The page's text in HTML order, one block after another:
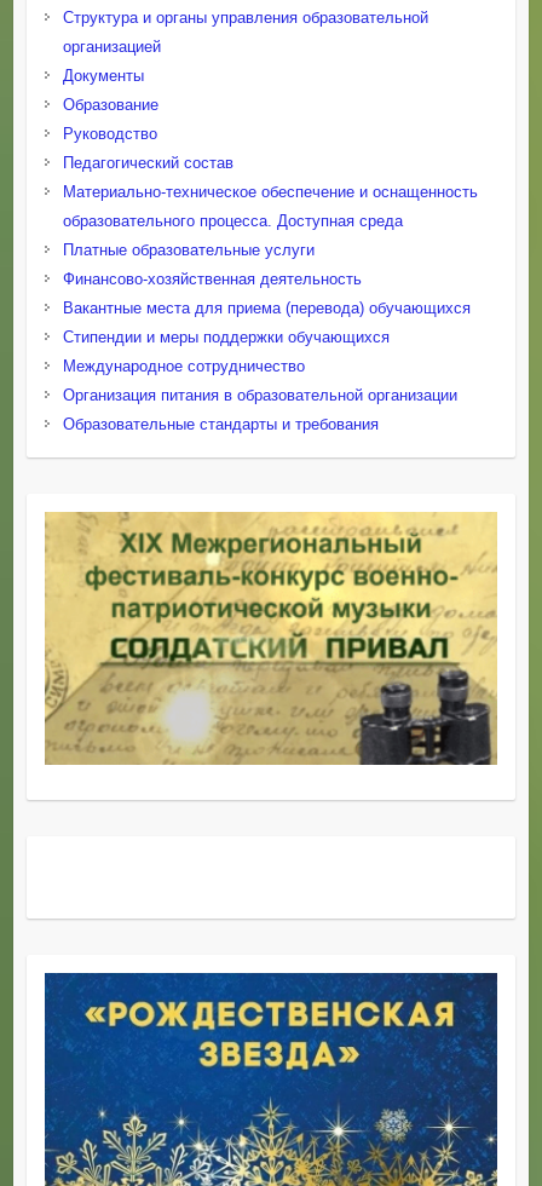
Структура и органы управления образовательной
организацией
Документы
Образование
Руководство
Педагогический состав
Материально-техническое обеспечение и оснащенность
образовательного процесса. Доступная среда
Платные образовательные услуги
Финансово-хозяйственная деятельность
Вакантные места для приема (перевода) обучающихся
Стипендии и меры поддержки обучающихся
Международное сотрудничество
Организация питания в образовательной организации
Образовательные стандарты и требования